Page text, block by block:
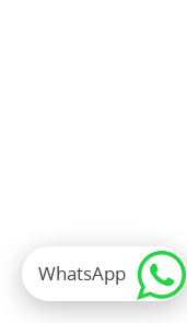
WhatsApp